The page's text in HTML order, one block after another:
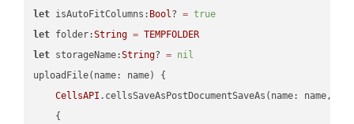
let isAutoFitColumns: Bool? = true
let folder:String = TEMPFOLDER
let storageName:String? = nil
uploadFile(name: name) {
CellsAPI .cellsSaveAsPostDocumentSaveAs(name:
    {